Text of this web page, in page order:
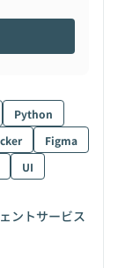
Python
Figma
UI
ントサービス